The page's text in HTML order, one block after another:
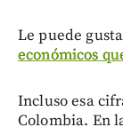
Le puede
económicos
Incluso esa
Colombia. En